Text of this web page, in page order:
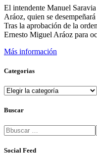
El intendente Manuel
Aráoz, quien se
Tras la aprobación de la
Ernesto Miguel Aráoz para
Más información
Categorias
Categorias
Buscar
Social Feed